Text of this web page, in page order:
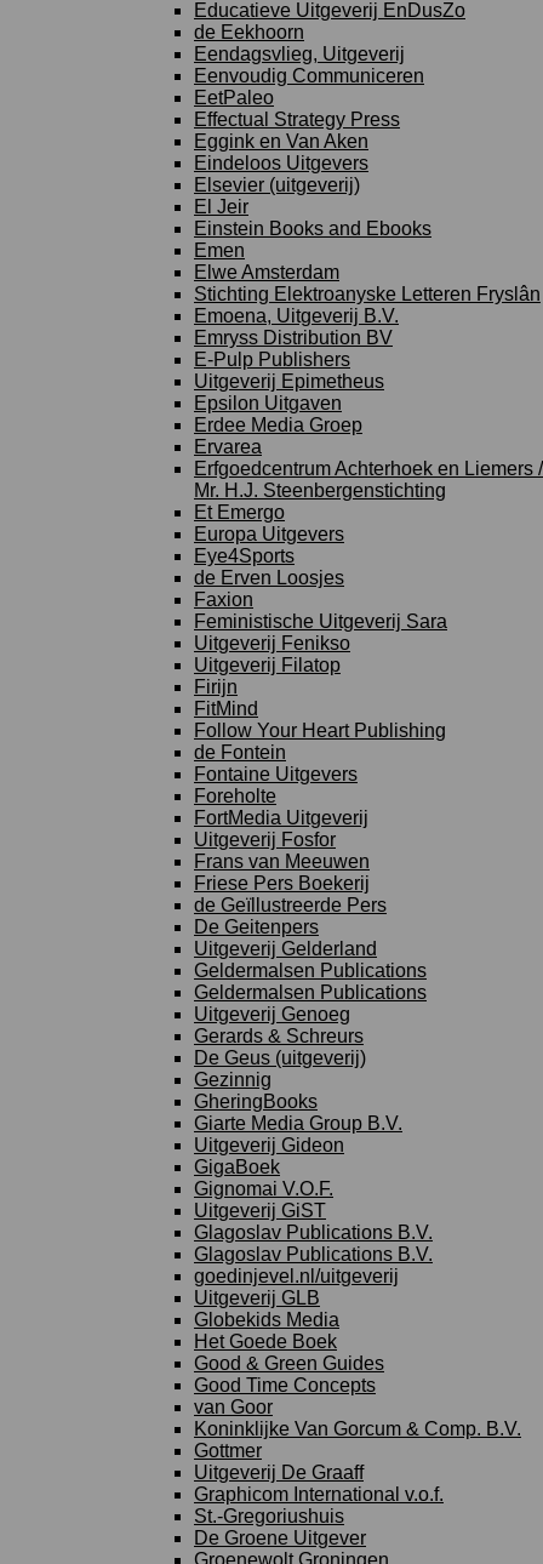
Educatieve Uitgeverij EnDusZo
de Eekhoorn
Eendagsvlieg, Uitgeverij
Eenvoudig Communiceren
EetPaleo
Effectual Strategy Press
Eggink en Van Aken
Eindeloos Uitgevers
Elsevier (uitgeverij)
El Jeir
Einstein Books and Ebooks
Emen
Elwe Amsterdam
Stichting Elektroanyske Letteren Fryslân
Emoena, Uitgeverij B.V.
Emryss Distribution BV
E-Pulp Publishers
Uitgeverij Epimetheus
Epsilon Uitgaven
Erdee Media Groep
Ervarea
Erfgoedcentrum Achterhoek en Liemers /
Mr. H.J. Steenbergenstichting
Et Emergo
Europa Uitgevers
Eye4Sports
de Erven Loosjes
Faxion
Feministische Uitgeverij Sara
Uitgeverij Fenikso
Uitgeverij Filatop
Firijn
FitMind
Follow Your Heart Publishing
de Fontein
Fontaine Uitgevers
Foreholte
FortMedia Uitgeverij
Uitgeverij Fosfor
Frans van Meeuwen
Friese Pers Boekerij
de Geïllustreerde Pers
De Geitenpers
Uitgeverij Gelderland
Geldermalsen Publications
Geldermalsen Publications
Uitgeverij Genoeg
Gerards & Schreurs
De Geus (uitgeverij)
Gezinnig
GheringBooks
Giarte Media Group B.V.
Uitgeverij Gideon
GigaBoek
Gignomai V.O.F.
Uitgeverij GiST
Glagoslav Publications B.V.
Glagoslav Publications B.V.
goedinjevel.nl/uitgeverij
Uitgeverij GLB
Globekids Media
Het Goede Boek
Good & Green Guides
Good Time Concepts
van Goor
Koninklijke Van Gorcum & Comp. B.V.
Gottmer
Uitgeverij De Graaff
Graphicom International v.o.f.
St.-Gregoriushuis
De Groene Uitgever
Groenewolt Groningen